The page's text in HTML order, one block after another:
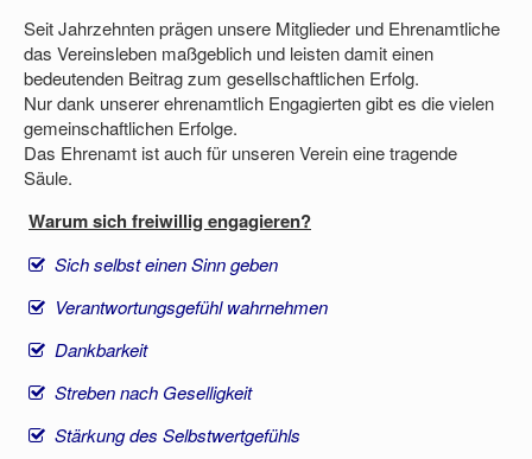
Seit Jahrzehnten prägen unsere Mitglieder und Ehrenamtliche
das Vereinsleben maßgeblich und leisten damit einen
bedeutenden Beitrag zum gesellschaftlichen Erfolg.
Nur dank unserer ehrenamtlich Engagierten gibt es die vielen
gemeinschaftlichen Erfolge.
Das Ehrenamt ist auch für unseren Verein eine tragende
Säule.
Warum sich freiwillig engagieren?
Sich selbst einen Sinn geben
Verantwortungsgefühl wahrnehmen
Dankbarkeit
Streben nach Geselligkeit
Stärkung des Selbstwertgefühls